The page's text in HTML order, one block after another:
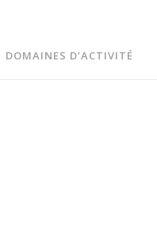
DOMAINES D’ACTIVITÉ